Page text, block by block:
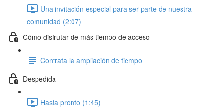
Una invitación especial para ser parte de nuestra
comunidad (2:07)
Cómo disfrutar de más tiempo de acceso
Contrata la ampliación de tiempo
Despedida
Hasta pronto (1:45)